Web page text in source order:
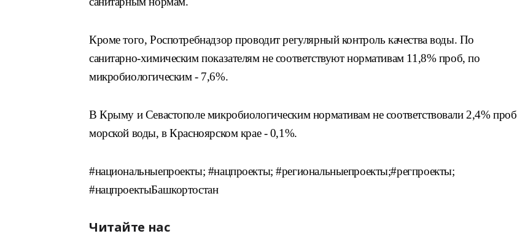
Кроме того, Роспотребнадзор проводит регулярный контроль качества воды. По
санитарно-химическим показателям не соответствуют нормативам 11,8% проб, по
микробиологическим - 7,6%.
В Крыму и Севастополе микробиологическим нормативам не соответствовали 2,4% проб
морской воды, в Красноярском крае - 0,1%.
#национальныепроекты; #нацпроекты; #региональныепроекты;#регпроекты;
#нацпроектыБашкортостан
Читайте нас